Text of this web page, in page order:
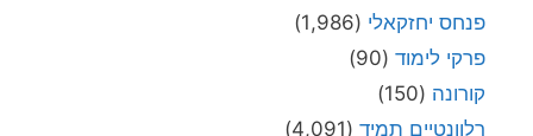
פנחס יחזקאלי (1,986)
פרקי לימוד (90)
קורונה (150)
רלוונטיים תמיד (4,091)